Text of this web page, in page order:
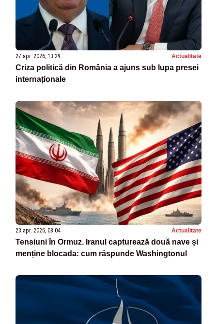
27 apr. 2026, 13:29 Actualitate
Criza politică din România a ajuns sub lupa presei
internaționale
23 apr. 2026, 08:04 Actualitate
Tensiuni în Ormuz. Iranul capturează două nave și
menține blocada: cum răspunde Washingtonul